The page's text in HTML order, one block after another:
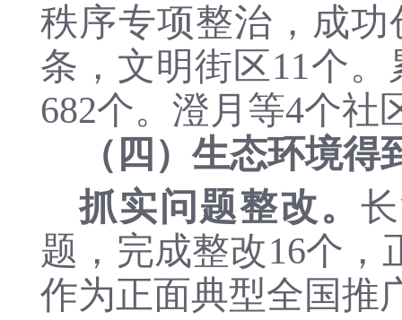
秩序专项整治，成功
条，文明街区11个。
682个。 澄月等4个社
（ 四 ）生态环境得
抓实问题整改。
题，完成整改16个，
作为正面典型全国推